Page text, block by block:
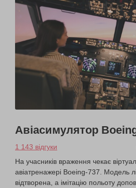
Авіасимулятор
1 143 відгуки
На учасників враження чекає
авіатренажері Boeing-737. Модель
відтворена, а імітацію польоту